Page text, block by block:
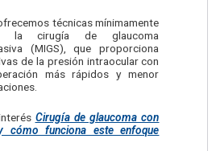
técnicas mínimamente
la cirugía de glaucoma
(MIGS), que proporciona
de la presión intraocular con
más rápidos y menor
Cirugía de glaucoma con
cómo funciona este enfoque